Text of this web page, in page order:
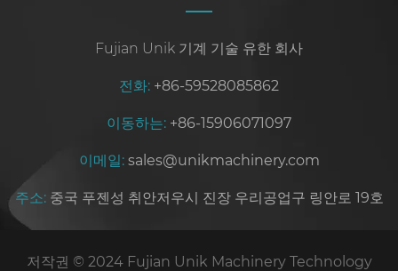
Fujian Unik 기계 기술 유한 회사
전화: +86-59528085862
이동하는: +86-15906071097
이메일: sales@unikmachinery.com
주소: 중국 푸젠성 취안저우시 진장 우리공업구 링안로 19호
저작권 © 2024 Fujian Unik Machinery Technology